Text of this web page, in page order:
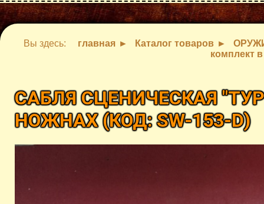
Вы здесь: главная Каталог товаров
комплект
САБЛЯ СЦЕНИЧЕСКАЯ
НОЖНАХ(КОД:SW-153-D)